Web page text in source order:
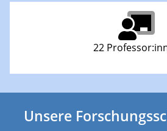
22
Unsere